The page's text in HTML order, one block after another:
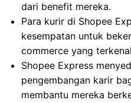
dari benefit mereka.
Para kurir di Shopee
kesempatan untuk
commerce yang
Shopee Express
pengembangan karir
membantu mereka